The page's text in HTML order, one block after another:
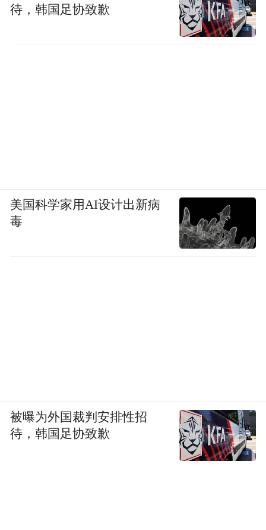
待，韩国足协致歉
美国科学家用AI设计出新病
毒
被曝为外国裁判安排性招
待，韩国足协致歉